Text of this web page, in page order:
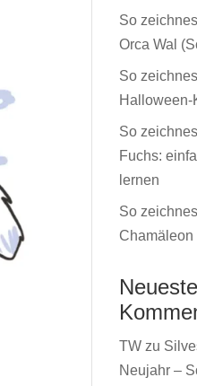
So
Orca Wal
So
Halloween-
So
Fuchs:
lernen
So
Chamäleon
Neueste
TW zu
Neujahr –